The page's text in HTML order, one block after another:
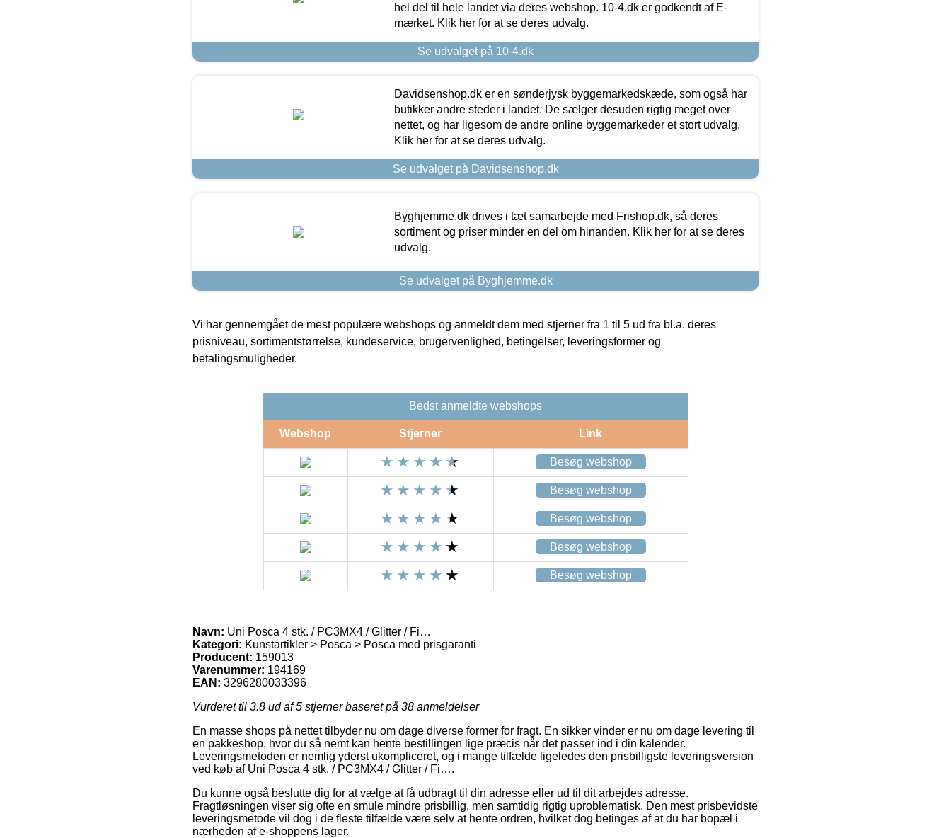
hel del til hele landet via deres webshop. 10-4.dk er godkendt af E-
mærket. Klik her for at se deres udvalg.
Se udvalget på 10-4.dk
Davidsenshop.dk er en sønderjysk byggemarkedskæde, som også har
butikker andre steder i landet. De sælger desuden rigtig meget over
nettet, og har ligesom de andre online byggemarkeder et stort udvalg.
Klik her for at se deres udvalg.
Se udvalget på Davidsenshop.dk
Byghjemme.dk drives i tæt samarbejde med Frishop.dk, så deres
sortiment og priser minder en del om hinanden. Klik her for at se deres
udvalg.
Se udvalget på Byghjemme.dk
Vi har gennemgået de mest populære webshops og anmeldt dem med stjerner fra 1 til 5 ud fra bl.a. deres
prisniveau, sortimentstørrelse, kundeservice, brugervenlighed, betingelser, leveringsformer og
betalingsmuligheder.
Bedst anmeldte webshops
Webshop Stjerner Link
Besøg webshop
Besøg webshop
Besøg webshop
Besøg webshop
Besøg webshop
Navn: Uni Posca 4 stk. / PC3MX4 / Glitter / Fi…
Kategori: Kunstartikler > Posca > Posca med prisgaranti
Producent: 159013
Varenummer: 194169
EAN: 3296280033396
Vurderet til 3.8 ud af 5 stjerner baseret på 38 anmeldelser
En masse shops på nettet tilbyder nu om dage diverse former for fragt. En sikker vinder er nu om dage levering til
en pakkeshop, hvor du så nemt kan hente bestillingen lige præcis når det passer ind i din kalender.
Leveringsmetoden er nemlig yderst ukompliceret, og i mange tilfælde ligeledes den prisbilligste leveringsversion
ved køb af Uni Posca 4 stk. / PC3MX4 / Glitter / Fi….
Du kunne også beslutte dig for at vælge at få udbragt til din adresse eller ud til dit arbejdes adresse.
Fragtløsningen viser sig ofte en smule mindre prisbillig, men samtidig rigtig uproblematisk. Den mest prisbevidste
leveringsmetode vil dog i de fleste tilfælde være selv at hente ordren, hvilket dog betinges af at du har bopæl i
nærheden af e-shoppens lager.